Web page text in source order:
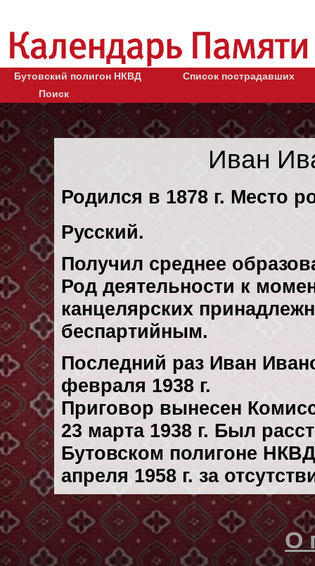
Бутовский полигон НКВД
Список пострадавших
Поиск
Иван
Родился в 1878 г. Место
Русский.
Получил среднее
Род деятельности к
канцелярских
беспартийным.
Последний раз Иван
февраля 1938 г.
Приговор вынесен
23 марта 1938 г. Был
Бутовском полигоне
апреля 1958 г. за
О